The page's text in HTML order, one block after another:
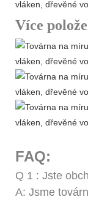
Více
FAQ:
Q 1 : Jste
A: Jsme